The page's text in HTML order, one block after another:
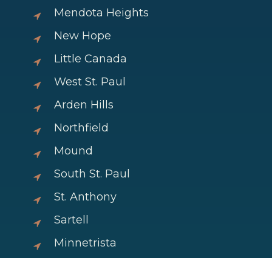
Mendota Heights
New Hope
Little Canada
West St. Paul
Arden Hills
Northfield
Mound
South St. Paul
St. Anthony
Sartell
Minnetrista